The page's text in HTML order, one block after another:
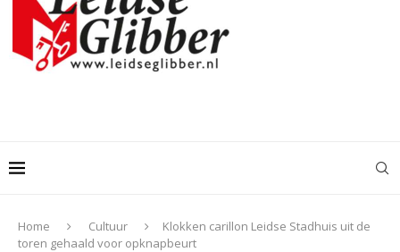
Home Cultuur
Klokken carillon Leidse Stadhuis uit de
toren gehaald voor opknapbeurt